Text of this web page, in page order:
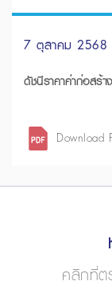
7 ตุลาคม 2568
ดัชนีราคาค่าก่อสร้
Download
คลิกที่ต